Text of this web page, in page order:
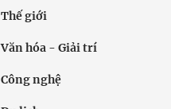
Thế giới
Văn hóa - Giải trí
Công nghệ